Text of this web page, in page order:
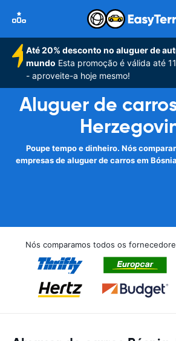
Até 20% desconto no aluguer de
mundo Esta promoção é válida até
- aproveite-a hoje mesmo!
Aluguer de
Poupe tempo e dinheiro. Nós
empresas de aluguer de carros em
Nós comparamos todos os